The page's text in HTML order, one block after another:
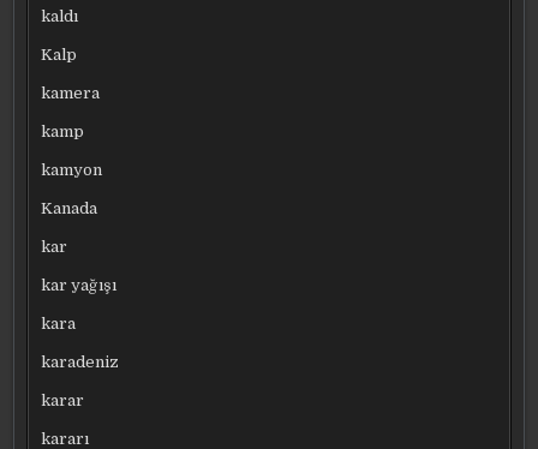
kaldı
Kalp
kamera
kamp
kamyon
Kanada
kar
kar yağışı
kara
karadeniz
karar
kararı